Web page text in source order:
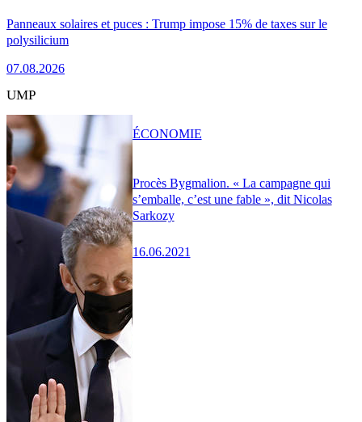
Panneaux solaires et puces : Trump impose 15% de taxes sur le
polysilicium
07.08.2026
UMP
Procès Bygmalion. « La campagne qui
s’emballe, c’est une fable », dit Nicolas
Sarkozy
16.06.2021
ÉCONOMIE